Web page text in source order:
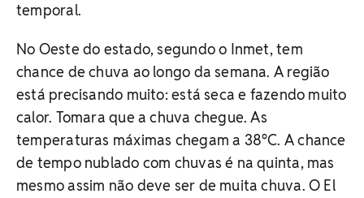
temporal.
No Oeste do estado, segundo o Inmet, tem
chance de chuva ao longo da semana. A região
está precisando muito: está seca e fazendo muito
calor. Tomara que a chuva chegue. As
temperaturas máximas chegam a 38°C. A chance
de tempo nublado com chuvas é na quinta, mas
mesmo assim não deve ser de muita chuva. O El